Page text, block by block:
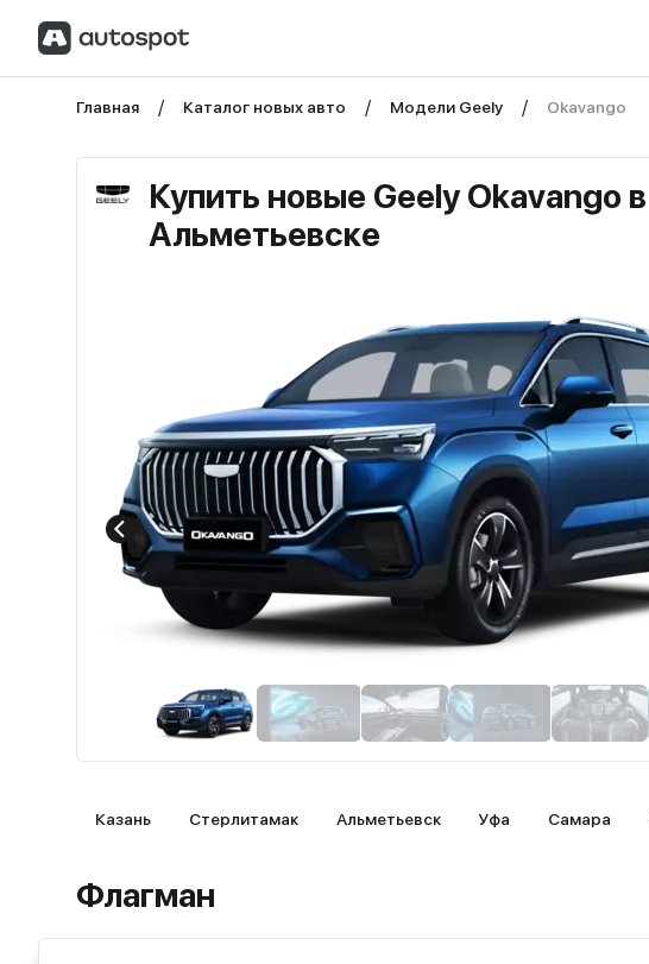
Главная Каталог новых авто Модели Geely Okavango
Купить новые Geely Okavango в
Альметьевске
Казань Стерлитамак Альметьевск Уфа Самара
Флагман